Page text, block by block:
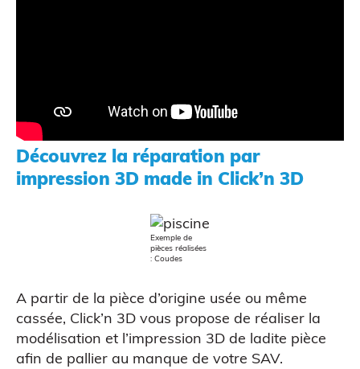
ATELIERS & ÉVÈNEMENTS
Découvrez la réparation par
impression 3D made in Click’n 3D
Exemple de
pièces réalisées
: Coudes
A partir de la pièce d’origine usée ou même
cassée, Click’n 3D vous propose de réaliser la
modélisation et l’impression 3D de ladite pièce
afin de pallier au manque de votre SAV.